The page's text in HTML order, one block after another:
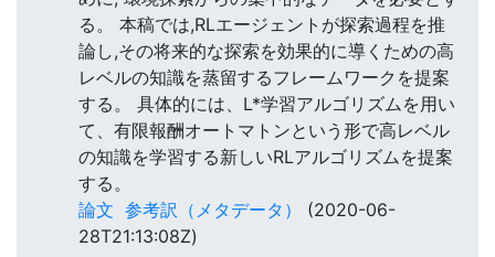
る。 本稿では,RLエージェントが探索過程を推
論し,その将来的な探索を効果的に導くための高
レベルの知識を蒸留するフレームワークを提案
する。 具体的には、L*学習アルゴリズムを用い
て、有限報酬オートマトンという形で高レベル
の知識を学習する新しいRLアルゴリズムを提案
する。
論文 参考訳（メタデータ）
(2020-06-
28T21:13:08Z)